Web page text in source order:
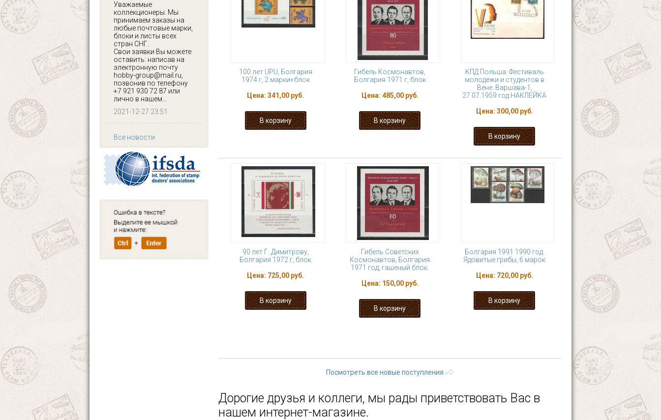
Уважаемые
коллекционеры. Мы
принимаем заказы на
любые почтовые марки,
блоки и листы всех
стран СНГ.
Свои заявки Вы можете
оставить: написав на
электронную почту
hobby-group@mail.ru,
позвонив по телефону
+7 921 930 72 87 или
лично в нашем...
2021-12-27 23:51
Все новости
100 лет UPU, Болгария
1974 г, 2 марки+блок
Цена: 341,00 руб.
Гибель Космонавтов,
Болгария 1971 г, блок
Цена: 485,00 руб.
КПД Польша. Фестиваль
молодёжи и студентов в
Вене. Варшава-1,
27.07.1959 год НАКЛЕЙКА
Цена: 300,00 руб.
90 лет Г. Димитрову,
Болгария 1972 г, блок
Цена: 725,00 руб.
Гибель Советских
Космонавтов, Болгария
1971 год, гашеный блок.
Цена: 150,00 руб.
Болгария 1991 1990 год.
Ядовитые грибы, 6 марок
Цена: 720,00 руб.
Посмотреть все новые поступления
Дорогие друзья и коллеги, мы рады приветствовать Вас в
нашем интернет-магазине.